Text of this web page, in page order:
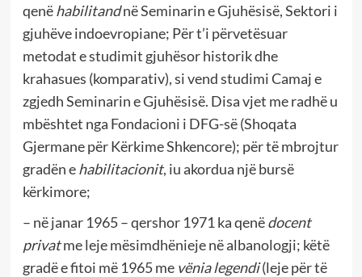
qenëhabilitandnë Seminarin e Gjuhësisë, Sektori i
gjuhëve indoevropiane; Për t’i përvetësuar
metodat e studimit gjuhësor historik dhe
krahasues (komparativ), si vend studimi Camaj e
zgjedh Seminarin e Gjuhësisë. Disa vjet me radhë u
mbështet nga Fondacioni i DFG-së (Shoqata
Gjermane për Kërkime Shkencore); për të mbrojtur
gradën ehabilitacionit, iu akordua një bursë
kërkimore;
– në janar 1965 – qershor 1971 ka qenëdocent
privatme leje mësimdhënieje në albanologji; këtë
gradë e fitoi më 1965 me vënia legendi(leje për të